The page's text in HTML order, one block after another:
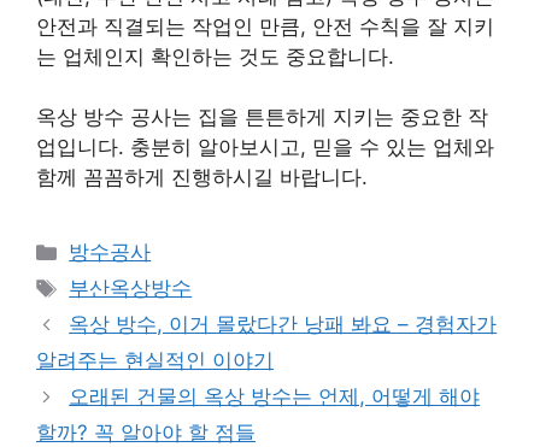
안전과 직결되는 작업인 만큼, 안전 수칙을 잘 지키
는 업체인지 확인하는 것도 중요합니다.
옥상 방수 공사는 집을 튼튼하게 지키는 중요한 작
업입니다. 충분히 알아보시고, 믿을 수 있는 업체와
함께 꼼꼼하게 진행하시길 바랍니다.
카
테
리
방수공사
태
그
부산옥상방수
옥상 방수, 이거 몰랐다간 낭패 봐요 – 경험자가
알려주는 현실적인 이야기
오래된 건물의 옥상 방수는 언제, 어떻게 해야
할까? 꼭 알아야 할 점들